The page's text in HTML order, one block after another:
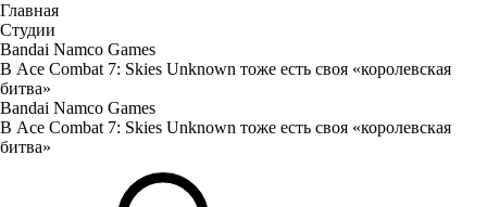
Главная
Студии
Bandai Namco Games
В Ace Combat 7: Skies Unknown тоже есть своя «королевская
битва»
Bandai Namco Games
В Ace Combat 7: Skies Unknown тоже есть своя «королевская
битва»